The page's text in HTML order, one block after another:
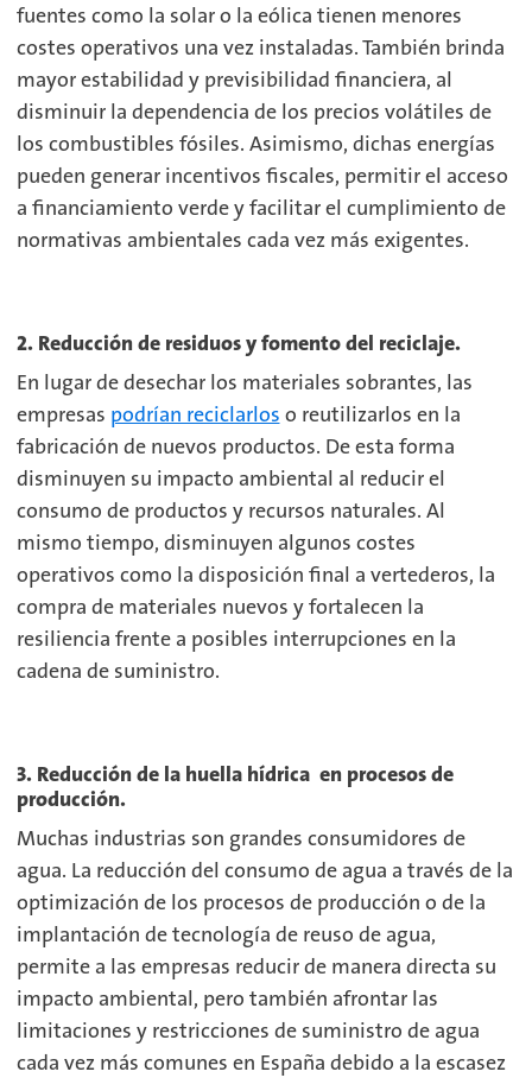
fuentes como la solar o la eólica tienen menores
costes operativos una vez instaladas. También brinda
mayor estabilidad y previsibilidad financiera, al
disminuir la dependencia de los precios volátiles de
los combustibles fósiles. Asimismo, dichas energías
pueden generar incentivos fiscales, permitir el acceso
a financiamiento verde y facilitar el cumplimiento de
normativas ambientales cada vez más exigentes.
2. Reducción de residuos y fomento del reciclaje.
En lugar de desechar los materiales sobrantes, las
empresas podrían reciclarlos o reutilizarlos en la
fabricación de nuevos productos. De esta forma
disminuyen su impacto ambiental al reducir el
consumo de productos y recursos naturales. Al
mismo tiempo, disminuyen algunos costes
operativos como la disposición final a vertederos, la
compra de materiales nuevos y fortalecen la
resiliencia frente a posibles interrupciones en la
cadena de suministro.
3. Reducción de la huella hídrica en procesos de
producción.
Muchas industrias son grandes consumidores de
agua. La reducción del consumo de agua a través de la
optimización de los procesos de producción o de la
implantación de tecnología de reuso de agua,
permite a las empresas reducir de manera directa su
impacto ambiental, pero también afrontar las
limitaciones y restricciones de suministro de agua
cada vez más comunes en España debido a la escasez